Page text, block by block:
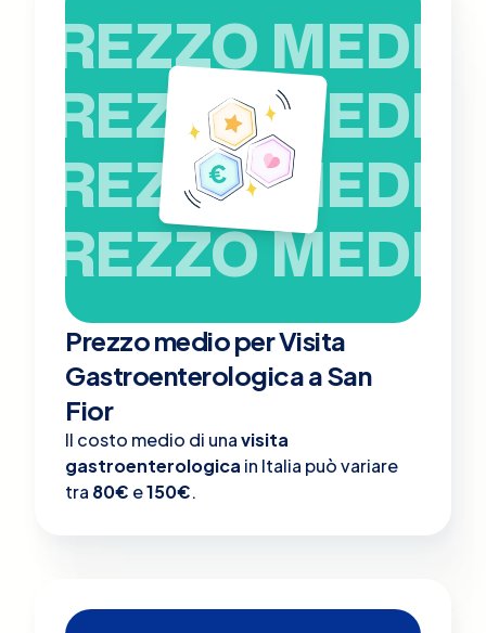
PREZZO MEDIO
PREZZO MEDIO
PREZZO MEDIO
PREZZO MEDIO
Prezzo medio per Visita
Gastroenterologica a San
Fior
Il costo medio di unavisita
gastroenterologica in Italia può variare
tra 80€ e150€.